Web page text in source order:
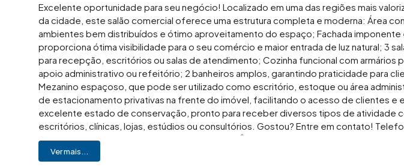
Excelente oportunidade para seu negócio! Localizado em uma das regiões mais
da cidade, este salão comercial oferece uma estrutura completa e moderna: Área
ambientes bem distribuídos e ótimo aproveitamento do espaço; Fachada imponente
proporciona ótima visibilidade para o seu comércio e maior entrada de luz natural; 3
para recepção, escritórios ou salas de atendimento; Cozinha funcional com armários
apoio administrativo ou refeitório; 2 banheiros amplos, garantindo praticidade para
Mezanino espaçoso, que pode ser utilizado como escritório, estoque ou área
de estacionamento privativas na frente do imóvel, facilitando o acesso de clientes e
excelente estado de conservação, pronto para receber diversos tipos de atividade
escritórios, clínicas, lojas, estúdios ou consultórios. Gostou? Entre em contato!
Imóveis – A imobiliária que causa magia em VOCÊ!
Ver mais...